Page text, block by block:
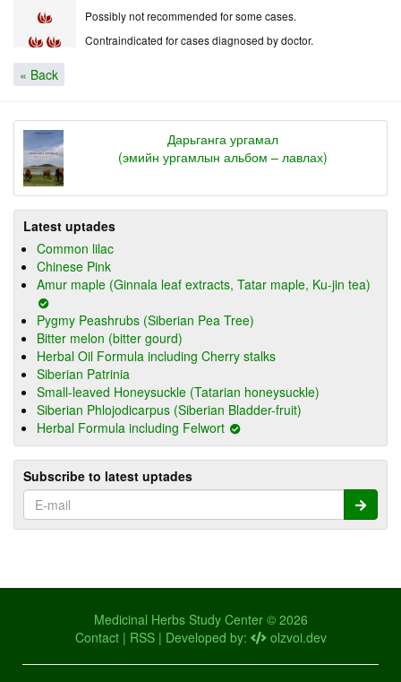
Possibly not recommended for some cases.
Contraindicated for cases diagnosed by doctor.
« Back
Дарьганга ургамал
(эмийн ургамлын альбом – лавлах)
Latest uptades
Common lilac
Chinese Pink
Amur maple (Ginnala leaf extracts, Tatar maple, Ku-jin tea)
Pygmy Peashrubs (Siberian Pea Tree)
Bitter melon (bitter gourd)
Herbal Oil Formula including Cherry stalks
Siberian Patrinia
Small-leaved Honeysuckle (Tatarian honeysuckle)
Siberian Phlojodicarpus (Siberian Bladder-fruit)
Herbal Formula including Felwort
Subscribe to latest uptades
Medicinal Herbs Study Center © 2026
Contact| RSS| Developed by: olzvoi.dev